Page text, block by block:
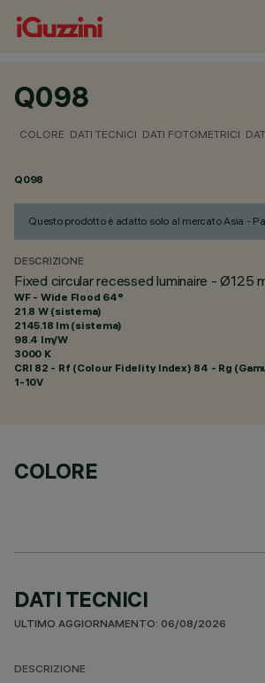
Q098
COLORE DATI TECNICI DATI FOTOMETRICI
Q098
Questo prodotto è adatto solo al mercato Asia -
DESCRIZIONE
Fixed circular recessed luminaire -
WF - Wide Flood 64°
21.8 W (sistema)
2145.18 lm (sistema)
98.4 lm/W
3000 K
CRI 82 - Rf (Colour Fidelity Index) 84 - Rg
1-10V
COLORE
DATI TECNICI
ULTIMO AGGIORNAMENTO: 06/08/2026
DESCRIZIONE